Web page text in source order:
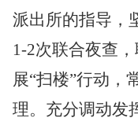
派出所的指导，
1-2次联合夜查
展“扫楼”行动，
理。充分调动发